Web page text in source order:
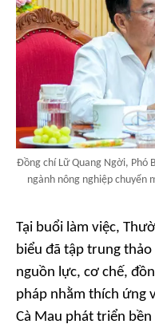
Đồng chí Lữ Quang Ngời, Phó
ngành nông nghiệp chuyển
Tại buổi làm việc,
biểu đã tập trung
nguồn lực, cơ chế,
pháp nhằm thích ứng
Cà Mau phát triển